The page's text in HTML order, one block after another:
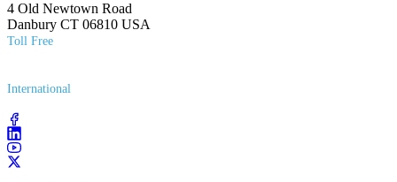
4 Old Newtown Road
Danbury CT 06810 USA
Toll Free
International